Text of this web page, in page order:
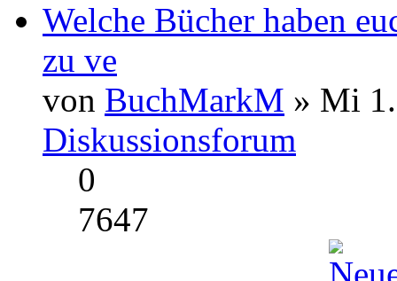
Welche Bücher haben
zu ve
von BuchMarkM » Mi
Diskussionsforum
0
7647